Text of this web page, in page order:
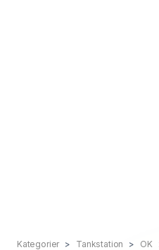
Kategorier Tankstation OK